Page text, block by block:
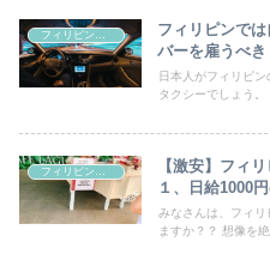
フィリピン情報
フィリピンで
バーを雇うべき
日本人がフィリピ
タクシーでしょう。
フィリピン情報
【激安】フィ
１、日給1000
みなさんは、フィ
ますか？？ 想像を絶